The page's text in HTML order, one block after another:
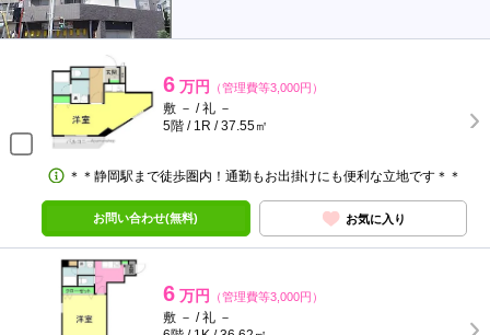
6 万円 （管理費等3,000円）
敷 － / 礼 －
5階 / 1R / 37.55㎡
＊＊静岡駅まで徒歩圏内！通勤もお出掛けにも便利な立地です＊＊
お問い合わせ(無料) お気に入り
6 万円 （管理費等3,000円）
敷 － / 礼 －